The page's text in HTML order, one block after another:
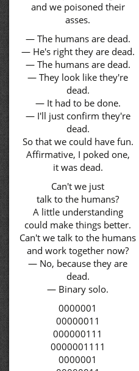
and we poisoned their
asses.
— The humans are dead.
— He's right they are dead.
— The humans are dead.
— They look like they're
dead.
— It had to be done.
— I'll just confirm they're
dead.
So that we could have fun.
Affirmative, I poked one,
it was dead.
Can't we just
talk to the humans?
A little understanding
could make things better.
Can't we talk to the humans
and work together now?
— No, because they are
dead.
— Binary solo.
0000001
00000011
000000111
0000001111
0000001